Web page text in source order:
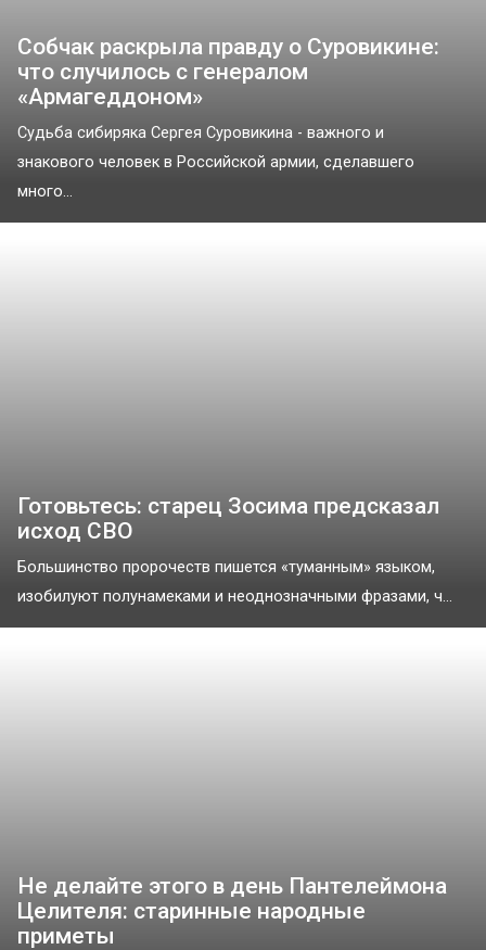
Собчак раскрыла правду о Суровикине:
что случилось с генералом
«Армагеддоном»
Судьба сибиряка Сергея Суровикина - важного и
знакового человек в Российской армии, сделавшего
много...
Готовьтесь: старец Зосима предсказал
исход СВО
Большинство пророчеств пишется «туманным» языком,
изобилуют полунамеками и неоднозначными фразами, ч...
Не делайте этого в день Пантелеймона
Целителя: старинные народные
приметы